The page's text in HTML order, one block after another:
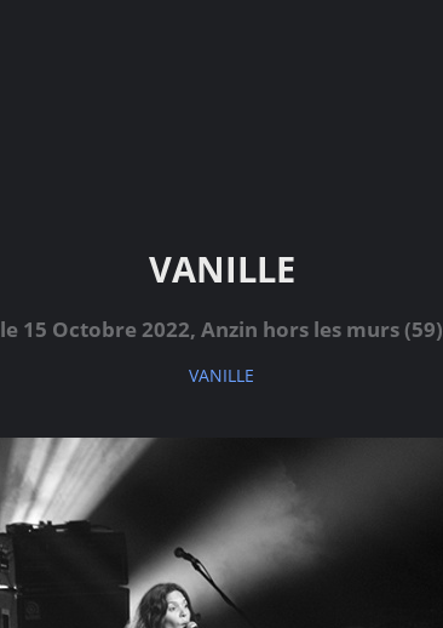
VANILLE
le 15 Octobre 2022, Anzin hors les murs (59)
VANILLE